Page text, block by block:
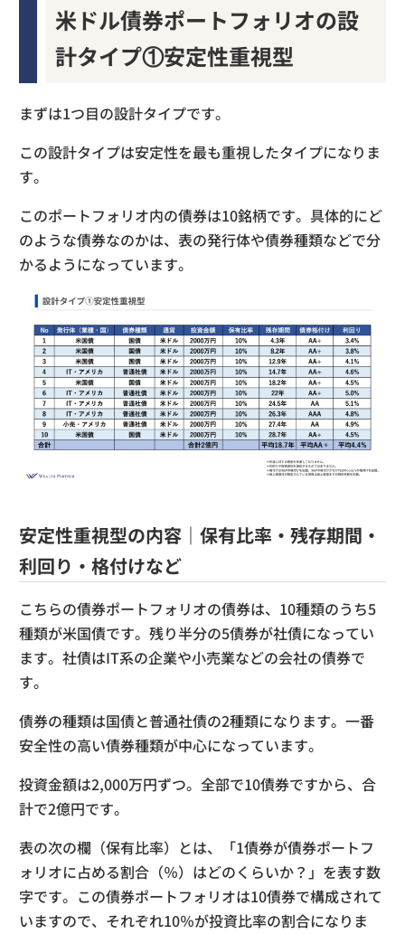
米ドル債券ポートフォリオの設
計タイプ①安定性重視型
まずは1つ目の設計タイプです。
この設計タイプは安定性を最も重視したタイプになりま
す。
このポートフォリオ内の債券は10銘柄です。具体的にど
のような債券なのかは、表の発行体や債券種類などで分
かるようになっています。
安定性重視型の内容｜保有比率・残存期間・
利回り・格付けなど
こちらの債券ポートフォリオの債券は、10種類のうち5
種類が米国債です。残り半分の5債券が社債になってい
ます。社債はIT系の企業や小売業などの会社の債券で
す。
債券の種類は国債と普通社債の2種類になります。一番
安全性の高い債券種類が中心になっています。
投資金額は2,000万円ずつ。全部で10債券ですから、合
計で2億円です。
表の次の欄（保有比率）とは、「1債券が債券ポートフ
ォリオに占める割合（％）はどのくらいか？」を表す数
字です。この債券ポートフォリオは10債券で構成されて
いますので、それぞれ10％が投資比率の割合になりま